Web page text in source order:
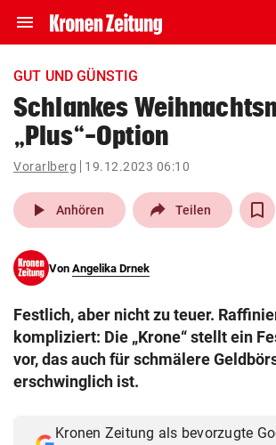
menu Navigation
ein-/ausklappen
account_circle Anmelden
pin_drop
Wien arrow_right
search
eingeben
Muthgasse 2, 1190 Wien
GUT UND GÜNSTIG
Schlankes
„Plus“-Option
Vorarlberg 19.12.2023 06:10
play_arrow Anhören Teilen
Von Angelika Drnek
Festlich, aber nicht zu teuer.
kompliziert: Die „Krone“ stellt ein
vor, das auch für schmälere
erschwinglich ist.
Kronen Zeitung als bevorzugte